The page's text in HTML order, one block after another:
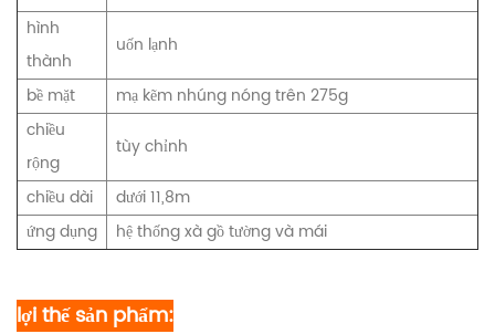
hình
thành
uốn lạnh
bề mặt
mạ kẽm nhúng nóng trên 275g
chiều
rộng
tùy chỉnh
chiều dài
dưới 11,8m
ứng dụng
hệ thống xà gồ tường và mái
lợi thế sản phẩm: